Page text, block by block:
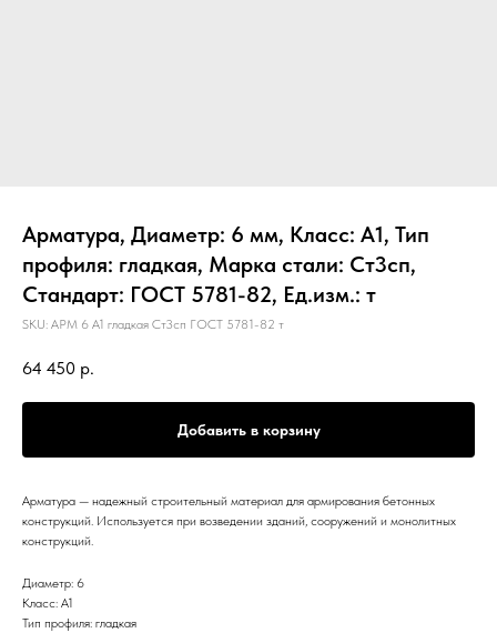
Арматура, Диаметр: 6 мм, Класс: А1, Тип
профиля: гладкая, Марка стали: Ст3сп,
Стандарт: ГОСТ 5781-82, Ед.изм.: т
SKU: АРМ 6 А1 гладкая Ст3сп ГОСТ 5781-82 т
64 450 р.
Добавить в корзину
Арматура — надежный строительный материал для армирования бетонных
конструкций. Используется при возведении зданий, сооружений и монолитных
конструкций.
Диаметр: 6
Класс: А1
Тип профиля: гладкая